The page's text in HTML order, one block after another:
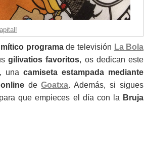
mítico programade televisión La Bola
gilivatios favoritos, os dedican este
, unacamiseta estampada mediante
deGoatxa. Además, si sigues
para que empieces el día con la Bruja